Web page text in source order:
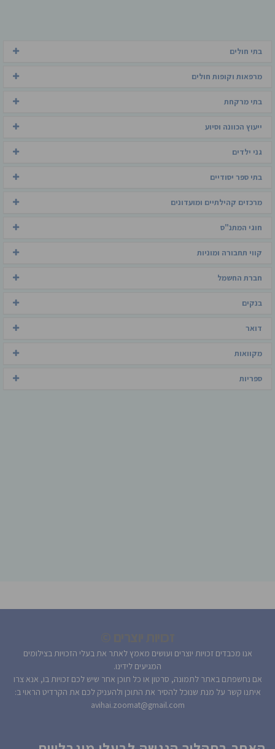
בתי חולים
מרפאות וקופות חולים
בתי מרקחת
ייעוץ הכוונה וסיוע
גני ילדים
בתי ספר יסודיים
מרכזים קהילתיים ומועדונים
חוגי המתנ"ס
קווי תחבורה ומוניות
חברת החשמל
בנקים
דואר
מקוואות
ספריות
אנו מכבדים זכויות יוצרים ועושים מאמץ לאתר את בעלי הזכויות בצילומים
המגיעים לידינו.
אם נחשפתם באתר לתמונה, סרטון או כל תוכן אחר שיש לכם זכויות בו, אנא צרו
איתנו קשר על מנת שנוכל להסיר את התוכן ולהעניק לכם את הקרדיט הראוי ב:
avihai.zoomat@gmail.com